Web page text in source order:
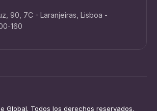
90, 7C - Laranjeiras, Lisboa -
160
Global. Todos los derechos reservados.